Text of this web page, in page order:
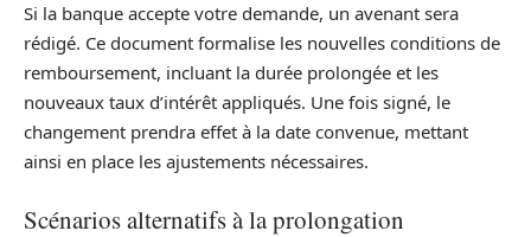
Si la banque accepte votre demande, un avenant sera
rédigé. Ce document formalise les nouvelles conditions de
remboursement, incluant la durée prolongée et les
nouveaux taux d’intérêt appliqués. Une fois signé, le
changement prendra effet à la date convenue, mettant
ainsi en place les ajustements nécessaires.
Scénarios alternatifs à la prolongation